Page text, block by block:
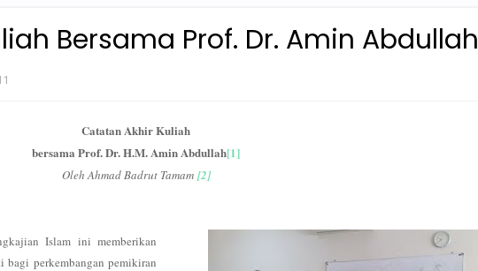
Bersama Prof. Dr. Amin Abdullah
Catatan Akhir Kuliah
bersama Prof. Dr. H.M. Amin Abdullah[1]
Oleh Ahmad Badrut Tamam [2]
Islam ini memberikan
perkembangan pemikiran